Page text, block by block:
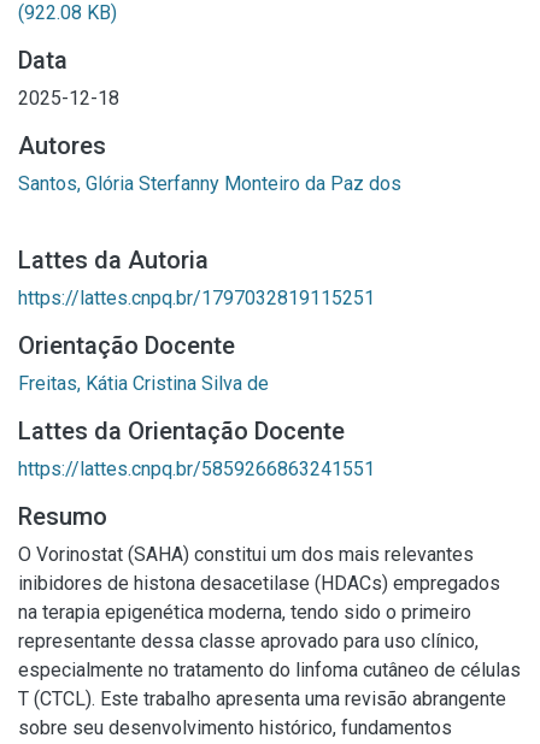
(922.08 KB)
Data
2025-12-18
Autores
Santos, Glória Sterfanny Monteiro da Paz dos
Lattes da Autoria
https://lattes.cnpq.br/1797032819115251
Orientação Docente
Freitas, Kátia Cristina Silva de
Lattes da Orientação Docente
https://lattes.cnpq.br/5859266863241551
Resumo
O Vorinostat (SAHA) constitui um dos mais relevantes
inibidores de histona desacetilase (HDACs) empregados
na terapia epigenética moderna, tendo sido o primeiro
representante dessa classe aprovado para uso clínico,
especialmente no tratamento do linfoma cutâneo de células
T (CTCL). Este trabalho apresenta uma revisão abrangente
sobre seu desenvolvimento histórico, fundamentos